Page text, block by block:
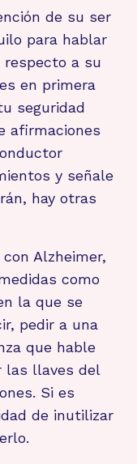
de su ser
para hablar
respecto a su
en primera
seguridad
afirmaciones
y señale
hay otras
Alzheimer,
como
la que se
pedir a una
que hable
las llaves del
Si es
de inutilizar